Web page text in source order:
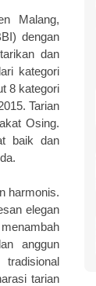
Malang,
dengan
dan
kategori
8 kategori
Tarian
Osing.
baik dan
harmonis.
elegan
anggun
tarian